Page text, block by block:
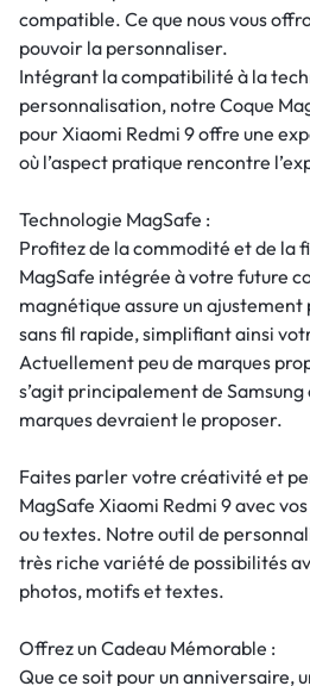
compatible. Ce que nous vous
pouvoir la personnaliser.
Intégrant la compatibilité à la
personnalisation, notre Coque
pour Xiaomi Redmi 9 offre une
où l’aspect pratique rencontre
Technologie MagSafe :
Profitez de la commodité et de la
MagSafe intégrée à votre future
magnétique assure un
sans fil rapide, simplifiant ainsi
Actuellement peu de marques
s’agit principalement de Samsung
marques devraient le proposer.
Faites parler votre créativité et
MagSafe Xiaomi Redmi 9 avec
ou textes. Notre outil de
très riche variété de possibilités
photos, motifs et textes.
Offrez un Cadeau Mémorable :
Que ce soit pour un anniversaire,